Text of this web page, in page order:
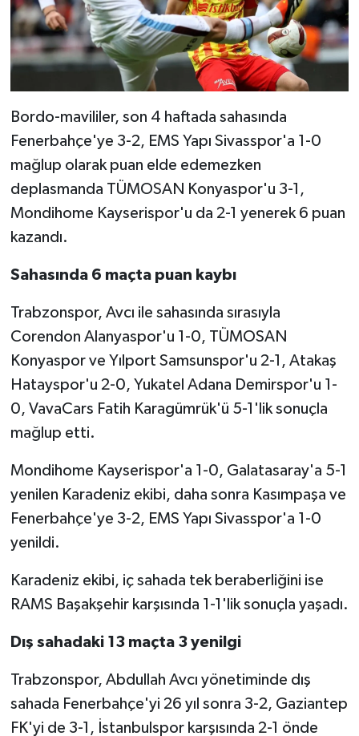
Bordo-mavililer, son 4 haftada sahasında
Fenerbahçe'ye 3-2, EMS Yapı Sivasspor'a 1-0
mağlup olarak puan elde edemezken
deplasmanda TÜMOSAN Konyaspor'u 3-1,
Mondihome Kayserispor'u da 2-1 yenerek 6 puan
kazandı.
Sahasında 6 maçta puan kaybı
Trabzonspor, Avcı ile sahasında sırasıyla
Corendon Alanyaspor'u 1-0, TÜMOSAN
Konyaspor ve Yılport Samsunspor'u 2-1, Atakaş
Hatayspor'u 2-0, Yukatel Adana Demirspor'u 1-
0, VavaCars Fatih Karagümrük'ü 5-1'lik sonuçla
mağlup etti.
Mondihome Kayserispor'a 1-0, Galatasaray'a 5-1
yenilen Karadeniz ekibi, daha sonra Kasımpaşa ve
Fenerbahçe'ye 3-2, EMS Yapı Sivasspor'a 1-0
yenildi.
Karadeniz ekibi, iç sahada tek beraberliğini ise
RAMS Başakşehir karşısında 1-1'lik sonuçla yaşadı.
Dış sahadaki 13 maçta 3 yenilgi
Trabzonspor, Abdullah Avcı yönetiminde dış
sahada Fenerbahçe'yi 26 yıl sonra 3-2, Gaziantep
FK'yi de 3-1, İstanbulspor karşısında 2-1 önde